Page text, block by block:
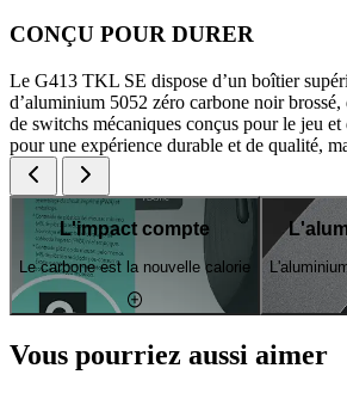
CONÇU POUR DURER
Le G413 TKL SE dispose d’un boîtier
d’aluminium 5052 zéro carbone noir
de switchs mécaniques conçus pour le jeu
pour une expérience durable et de qualité,
L'impact compte
Le carbone est la nouvelle calorie
Vous pourriez aussi aimer